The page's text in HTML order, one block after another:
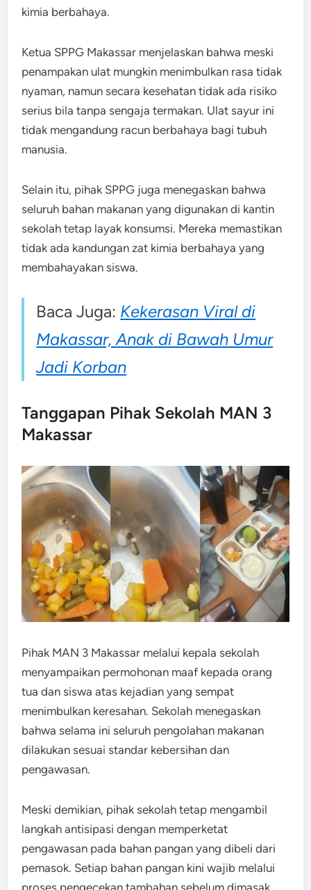
kimia berbahaya.
Ketua SPPG Makassar menjelaskan bahwa meski
penampakan ulat mungkin menimbulkan rasa tidak
nyaman, namun secara kesehatan tidak ada risiko
serius bila tanpa sengaja termakan. Ulat sayur ini
tidak mengandung racun berbahaya bagi tubuh
manusia.
Selain itu, pihak SPPG juga menegaskan bahwa
seluruh bahan makanan yang digunakan di kantin
sekolah tetap layak konsumsi. Mereka memastikan
tidak ada kandungan zat kimia berbahaya yang
membahayakan siswa.
Baca Juga: Kekerasan Viral di
Makassar, Anak di Bawah Umur
Jadi Korban
Tanggapan Pihak Sekolah MAN 3
Makassar
Pihak MAN 3 Makassar melalui kepala sekolah
menyampaikan permohonan maaf kepada orang
tua dan siswa atas kejadian yang sempat
menimbulkan keresahan. Sekolah menegaskan
bahwa selama ini seluruh pengolahan makanan
dilakukan sesuai standar kebersihan dan
pengawasan.
Meski demikian, pihak sekolah tetap mengambil
langkah antisipasi dengan memperketat
pengawasan pada bahan pangan yang dibeli dari
pemasok. Setiap bahan pangan kini wajib melalui
proses pengecekan tambahan sebelum dimasak